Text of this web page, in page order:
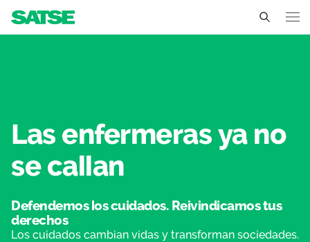
Un sindicato profesional e independiente
Delegados Sindicales
Transparencia
Nuestro trabajo
Ámbitos de negociación
Qué ofrecemos
Servicios
Actualidad
Temas
Contáctanos
Las enfermeras ya no
se callan
Defendemos los cuidados. Reivindicamos tus
derechos
Los cuidados cambian vidas y transforman sociedades.